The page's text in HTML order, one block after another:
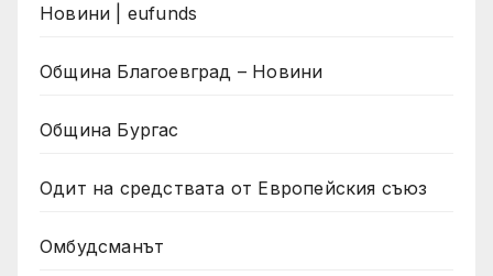
Новини | eufunds
Община Благоевград – Новини
Община Бургас
Одит на средствата от Европейския съюз
Омбудсманът